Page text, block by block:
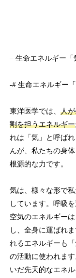
– 生命エネルギー「
-# 生命エネルギー「
東洋医学では、人
割を担うエネルギー
れは「気」と呼ば
んが、私たちの身
根源的な力です。
気は、様々な形で
しています。呼吸
空気のエネルギー
し、全身に運ばれ
れるエネルギーも
の活動に使われま
いだ先天的なエネ